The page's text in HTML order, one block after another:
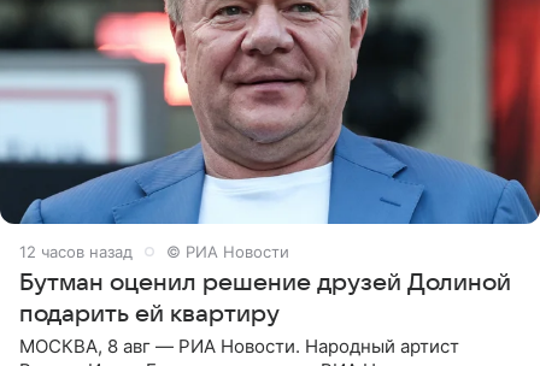
12 часов назад © РИА Новости
Бутман оценил решение друзей Долиной
подарить ей квартиру
МОСКВА, 8 авг — РИА Новости. Народный артист